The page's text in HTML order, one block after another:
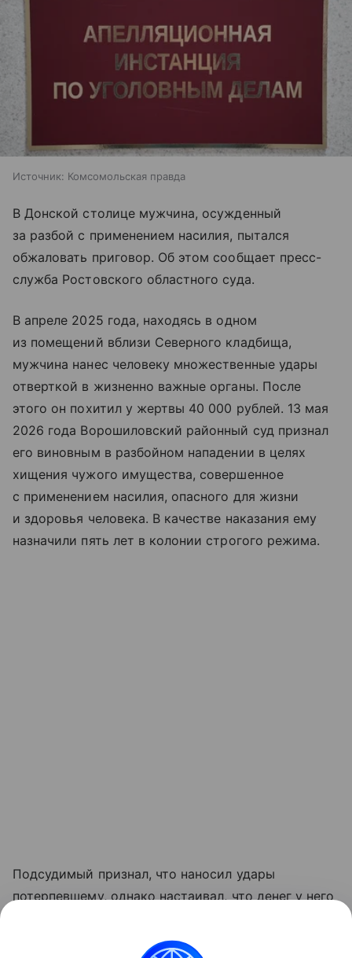
Источник: Комсомольская правда
В Донской столице мужчина, осужденный
за разбой с применением насилия, пытался
обжаловать приговор. Об этом сообщает пресс-
служба Ростовского областного суда.
В апреле 2025 года, находясь в одном
из помещений вблизи Северного кладбища,
мужчина нанес человеку множественные удары
отверткой в жизненно важные органы. После
этого он похитил у жертвы 40 000 рублей. 13 мая
2026 года Ворошиловский районный суд признал
его виновным в разбойном нападении в целях
хищения чужого имущества, совершенное
с применением насилия, опасного для жизни
и здоровья человека. В качестве наказания ему
назначили пять лет в колонии строгого режима.
Подсудимый признал, что наносил удары
потерпевшему, однако настаивал, что денег у него
однако судебная коллегия по уголовным делам